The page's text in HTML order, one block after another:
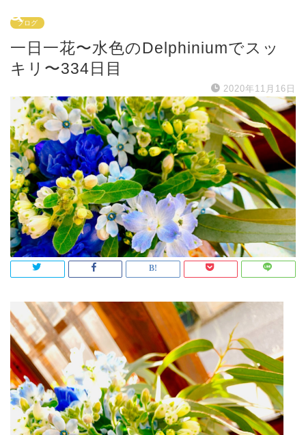
ブログ
一日一花〜水色のDelphiniumでスッ
キリ〜334日目
2020年11月16日